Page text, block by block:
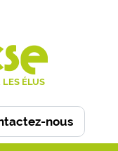
LES ÉLUS
nous